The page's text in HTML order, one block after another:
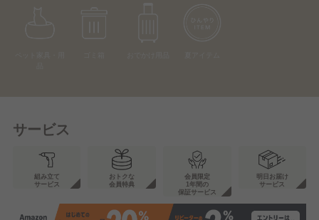
サービス
組み立て
サービス
おトクな
会員特典
会員限定
1年間の
保証サービス
明日お届け
サービス